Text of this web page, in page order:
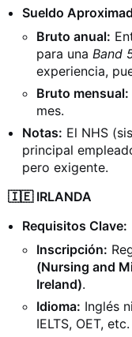
Sueldo
Bruto anual:
para una Band
experiencia,
Bruto mensual:
mes.
Notas: El NHS
principal
pero exigente.
🇮🇪 IRLANDA
Requisitos Clave:
Inscripción:
(Nursing and
Ireland).
Idioma: Inglés
IELTS, OET, etc.